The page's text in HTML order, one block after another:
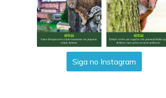
Siga no Instagram